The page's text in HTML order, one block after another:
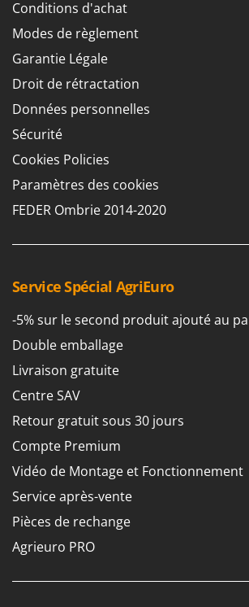
Scies alternatives à batterie
Scies de jardin télescopiques
Sécateurs électriques à batterie
Sécateurs et Échenilloirs manuels
Sécateurs pneumatiques
Semoirs et Épandeurs d'engrais
Socs pour tracteur
Souffleurs aspirateurs pour Feuilles
Soufreuses - Poudreuses à dos
Taille-haies à bras pour tracteur
Tarières
Tondeuses à Gazon
Tondeuses autoportées
Tondeuses débroussailleuses
Trancheuses
Trancheuses de sol
Transpalettes
Treuils de débardage
Tronçonneuses
V
Vibroculteurs à tracteur
Intex
Italyco
ITM
J JOLLY ITALIA
K
KAAZ
Karcher
Kasco
KitchenAid
L
Laica
Lampacrescia - MGM
Landxcape
LAR Casalinghi
Lavor
Linea VZ
Lisam
Lotusgrill
M
Conditions d'achat
Modes de règlement
Garantie Légale
Droit de rétractation
Données personnelles
Sécurité
Cookies Policies
Paramètres des cookies
FEDER Ombrie 2014-2020
Service Spécial AgriEuro
-5% sur le second produit ajouté au
Double emballage
Livraison gratuite
Centre SAV
Retour gratuit sous 30 jours
Compte Premium
Vidéo de Montage et Fonctionnement
Service après-vente
Pièces de rechange
Agrieuro PRO